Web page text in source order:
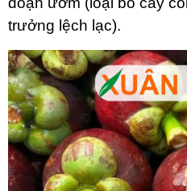
trưởng lệch lạc).